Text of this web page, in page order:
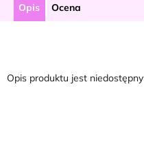
Opis Ocena
Opis produktu jest niedostępny